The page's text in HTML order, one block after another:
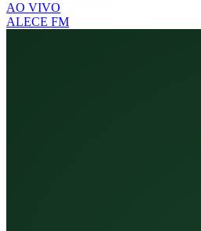
AO VIVO
ALECE FM